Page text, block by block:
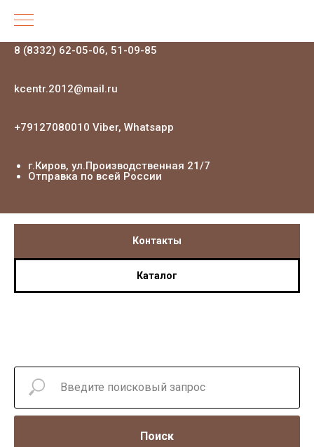
8 (8332) 62-05-06, 51-09-85
kcentr.2012@mail.ru
+79127080010 Viber, Whatsapp
г.Киров, ул.Производственная 21/7
Отправка по всей России
Контакты
Каталог
Поиск